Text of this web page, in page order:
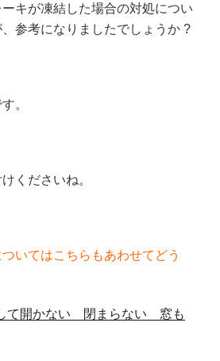
キが凍結した場合の対処につい
参考になりましたでしょうか ?
。
くださいね。
いてはこちらもあわせてどう
て開かない 閉まらない 窓も